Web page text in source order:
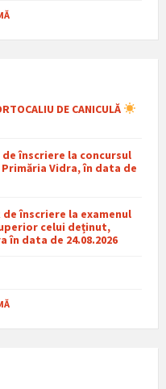
DE CANICULĂ
de înscriere la concursul
Vidra, în data de
de înscriere la examenul
celui deținut,
data de 24.08.2026